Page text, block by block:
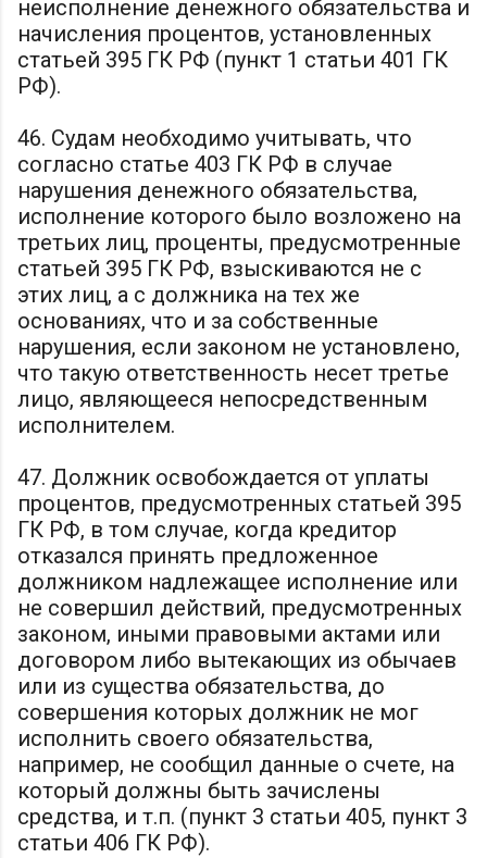
неисполнение денежного обязательства и
начисления процентов, установленных
статьей 395 ГК РФ (пункт 1 статьи 401 ГК
РФ).
46. Судам необходимо учитывать, что
согласно статье 403 ГК РФ в случае
нарушения денежного обязательства,
исполнение которого было возложено на
третьих лиц, проценты, предусмотренные
статьей 395 ГК РФ, взыскиваются не с
этих лиц, а с должника на тех же
основаниях, что и за собственные
нарушения, если законом не установлено,
что такую ответственность несет третье
лицо, являющееся непосредственным
исполнителем.
47. Должник освобождается от уплаты
процентов, предусмотренных статьей 395
ГК РФ, в том случае, когда кредитор
отказался принять предложенное
должником надлежащее исполнение или
не совершил действий, предусмотренных
законом, иными правовыми актами или
договором либо вытекающих из обычаев
или из существа обязательства, до
совершения которых должник не мог
исполнить своего обязательства,
например, не сообщил данные о счете, на
который должны быть зачислены
средства, и т.п. (пункт 3 статьи 405, пункт 3
статьи 406 ГК РФ).